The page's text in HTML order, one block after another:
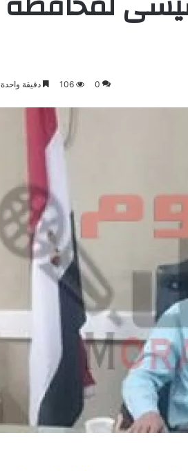
0
106 دقيقة واحدة